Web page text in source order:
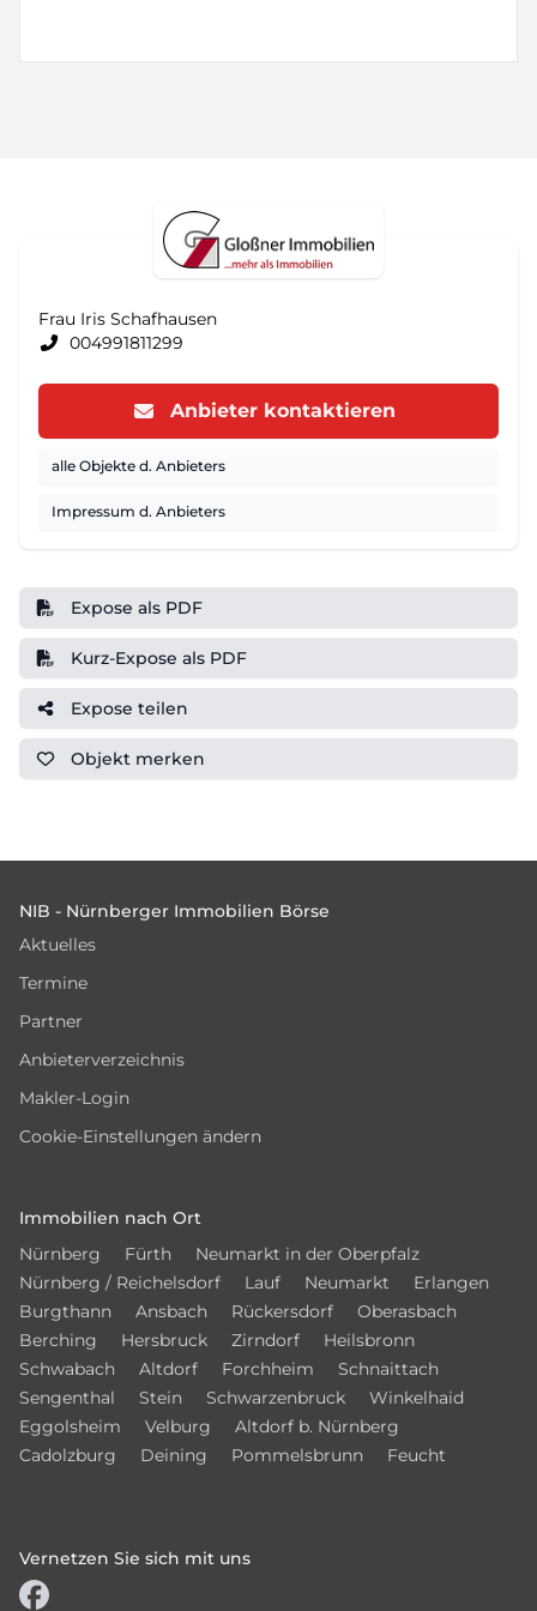
Frau Iris Schafhausen
004991811299
Anbieter kontaktieren
alle Objekte d. Anbieters
Impressum d. Anbieters
Expose als PDF
Kurz-Expose als PDF
Expose teilen
Objekt merken
NIB - Nürnberger Immobilien Börse
Aktuelles
Termine
Partner
Anbieterverzeichnis
Makler-Login
Cookie-Einstellungen ändern
Immobilien nach Ort
Nürnberg
Fürth
Neumarkt in der Oberpfalz
Nürnberg / Reichelsdorf
Lauf Neumarkt
Erlangen
Burgthann
Ansbach Rückersdorf
Oberasbach
Berching
Hersbruck Zirndorf
Heilsbronn
Schwabach
Altdorf Forchheim
Schnaittach
Sengenthal
Stein Schwarzenbruck
Winkelhaid
Eggolsheim
Velburg
Altdorf b. Nürnberg
Cadolzburg
Deining Pommelsbrunn Feucht
Vernetzen Sie sich mit uns